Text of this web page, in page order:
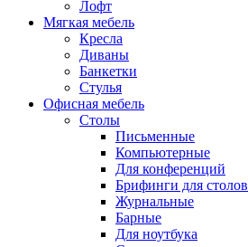
Лофт
Мягкая мебель
Кресла
Диваны
Банкетки
Стулья
Офисная мебель
Столы
Письменные
Компьютерные
Для конференций
Брифинги для столов
Журнальные
Барные
Для ноутбука